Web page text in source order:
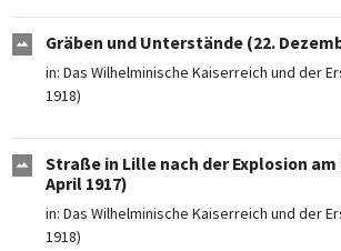
Gräben und Unterstände (22.
in: Das Wilhelminische Kaiserreich und der
1918)
Straße in Lille nach der Explosion am
April 1917)
in: Das Wilhelminische Kaiserreich und der
1918)